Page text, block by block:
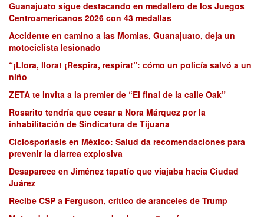
Guanajuato sigue destacando en medallero de los Juegos
Centroamericanos 2026 con 43 medallas
Accidente en camino a las Momias, Guanajuato, deja un
motociclista lesionado
“¡Llora, llora! ¡Respira, respira!”: cómo un policía salvó a un
niño
ZETA te invita a la premier de “El final de la calle Oak”
Rosarito tendría que cesar a Nora Márquez por la
inhabilitación de Sindicatura de Tijuana
Ciclosporiasis en México: Salud da recomendaciones para
prevenir la diarrea explosiva
Desaparece en Jiménez tapatío que viajaba hacia Ciudad
Juárez
Recibe CSP a Ferguson, crítico de aranceles de Trump